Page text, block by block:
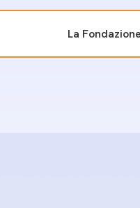
La Fondazione